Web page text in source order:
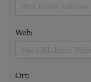
Web:
Ort: